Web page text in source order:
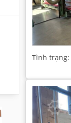
Tình trạng: